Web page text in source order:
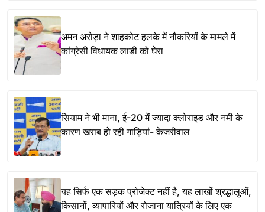
अमन अरोड़ा ने शाहकोट हलके में नौकरियों के मामले में
कांग्रेसी विधायक लाडी को घेरा
सियाम ने भी माना, ई-20 में ज्यादा क्लोराइड और नमी के
कारण खराब हो रही गाड़ियां- केजरीवाल
यह सिर्फ एक सड़क प्रोजेक्ट नहीं है, यह लाखों श्रद्धालुओं,
किसानों, व्यापारियों और रोजाना यात्रियों के लिए एक